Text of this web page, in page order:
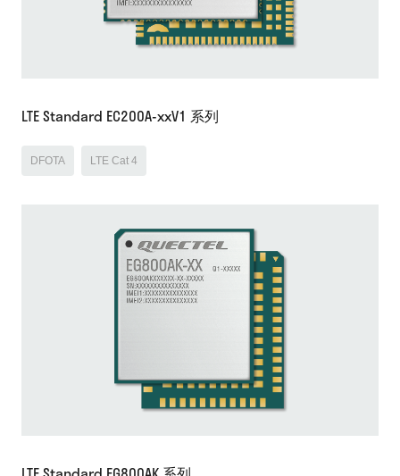
LTE Standard EC200A-xxV1 系列
DFOTA LTE Cat 4